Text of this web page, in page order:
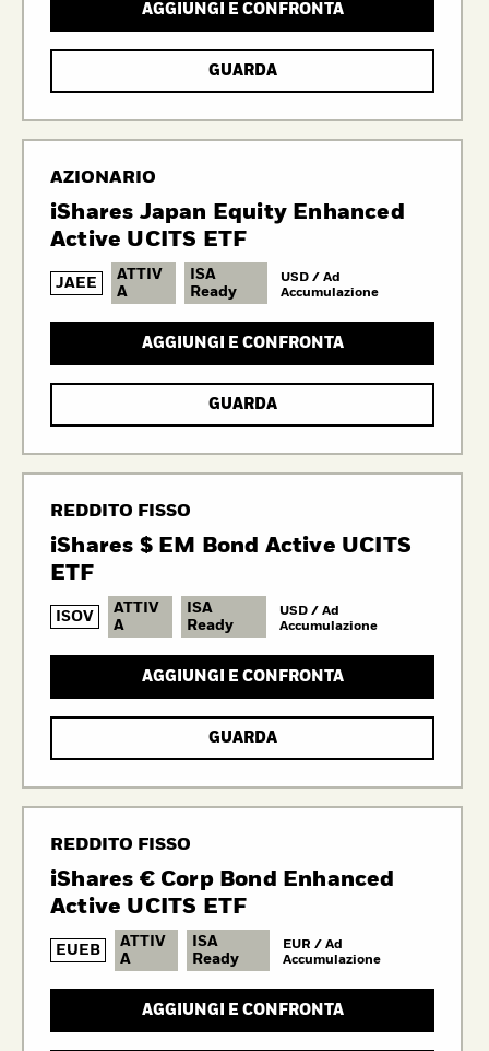
AGGIUNGI E CONFRONTA
GUARDA
AZIONARIO
iShares Japan Equity Enhanced
Active UCITS ETF
JAEE
ATTIV
A
ISA
Ready
USD / Ad
Accumulazione
AGGIUNGI E CONFRONTA
GUARDA
REDDITO FISSO
iShares $ EM Bond Active UCITS
ETF
ISOV
ATTIV
A
ISA
Ready
USD / Ad
Accumulazione
AGGIUNGI E CONFRONTA
GUARDA
REDDITO FISSO
iShares € Corp Bond Enhanced
Active UCITS ETF
EUEB
ATTIV
A
ISA
Ready
EUR / Ad
Accumulazione
AGGIUNGI E CONFRONTA